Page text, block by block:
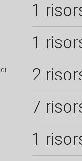
1
1
di 2
7
1